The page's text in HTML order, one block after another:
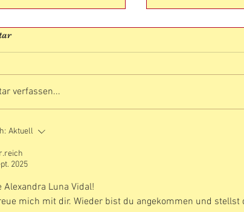
GEBURTSTAG
verfassen...
Aktuell
2025
Alexandra Luna Vidal!
mich mit dir. Wieder bist du angekommen und stellst